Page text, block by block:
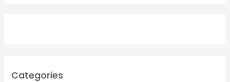
Categories